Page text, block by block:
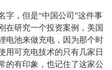
字，但是“中国公司”这件事
在研究一个投资案例，美国
电池来做充电，因为那个时
用可充电技术的只有几家日
的有印象，也记住了这家公